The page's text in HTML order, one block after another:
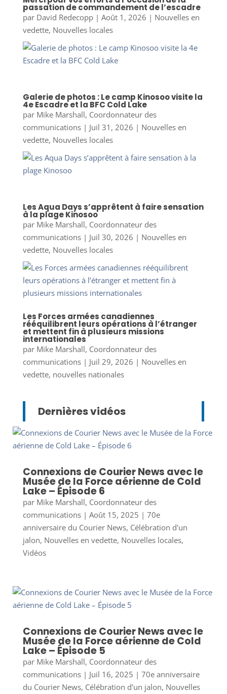
passation de commandement de l’escadre
par David Redecopp| Août 1, 2026 | Nouvelles en
vedette, Nouvelles locales
Galerie de photos : Le camp Kinosoo visite la
4e Escadre et la BFC Cold Lake
par Mike Marshall, Coordonnateur des
communications| Juil 31, 2026 | Nouvelles en
vedette, Nouvelles locales
Les Aqua Days s’apprêtent à faire sensation
à la plage Kinosoo
par Mike Marshall, Coordonnateur des
communications| Juil 30, 2026 | Nouvelles en
vedette, Nouvelles locales
Les Forces armées canadiennes
rééquilibrent leurs opérations à l’étranger
et mettent fin à plusieurs missions
internationales
par Mike Marshall, Coordonnateur des
communications| Juil 29, 2026 | Nouvelles en
vedette, nouvelles nationales
Dernières vidéos
Connexions de Courier News avec le
Musée de la Force aérienne de Cold
Lake – Épisode 6
par Mike Marshall, Coordonnateur des
communications| Août 15, 2025 | 70e
anniversaire du Courier News, Célébration d'un
jalon, Nouvelles en vedette, Nouvelles locales,
Vidéos
Connexions de Courier News avec le
Musée de la Force aérienne de Cold
Lake – Épisode 5
par Mike Marshall, Coordonnateur des
communications| Juil 16, 2025 | 70e anniversaire
du Courier News, Célébration d'un jalon, Nouvelles